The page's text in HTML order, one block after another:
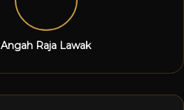
Angah Raja Lawak